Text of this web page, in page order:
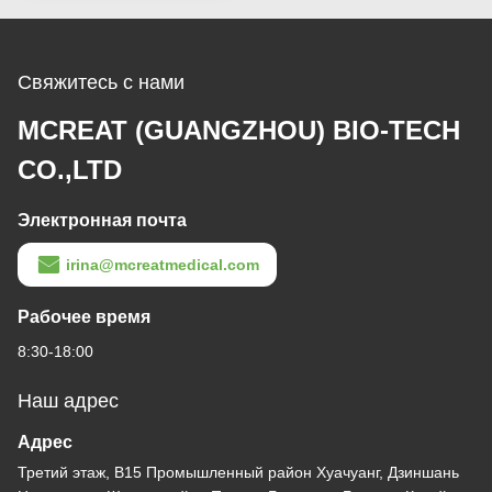
Свяжитесь с нами
MCREAT (GUANGZHOU) BIO-TECH
CO.,LTD
Электронная почта
irina@mcreatmedical.com
Рабочее время
8:30-18:00
Наш адрес
Адрес
Третий этаж, B15 Промышленный район Хуачуанг, Дзиншань